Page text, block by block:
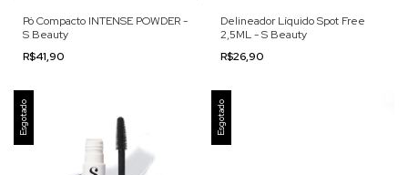
Pó Compacto INTENSE POWDER -
S Beauty
R$41,90
Delineador Líquido Spot Free
2,5ML - S Beauty
R$26,90
Esgotado Esgotado